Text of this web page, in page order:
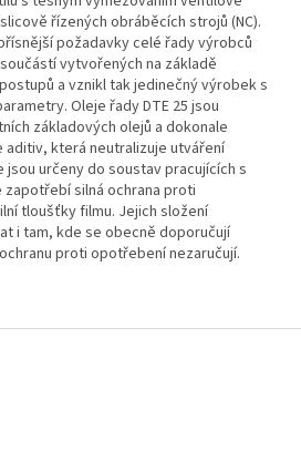
řízených obráběcích strojů (NC).
požadavky celé řady výrobců
vytvořených na základě
a vznikl tak jedinečný výrobek s
Oleje řady DTE 25 jsou
základových olejů a dokonale
aditiv, která neutralizuje utváření
určeny do soustav pracujících s
silná ochrana proti
tloušťky filmu. Jejich složení
i tam, kde se obecně doporučují
proti opotřebení nezaručují.